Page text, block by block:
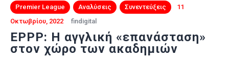
Premier League Αναλύσεις Συνεντεύξεις
11
Οκτωβρίου, 2022
findigital
ΕPPP: Η αγγλική «επανάσταση»
στον χώρο των ακαδημιών